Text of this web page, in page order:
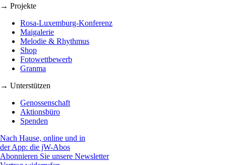
→ Projekte
Rosa-Luxemburg-Konferenz
Maigalerie
Melodie & Rhythmus
Shop
Fotowettbewerb
Granma
→ Unterstützen
Genossenschaft
Aktionsbüro
Spenden
Nach Hause, online und in
der App: die jW-Abos
Abonnieren Sie unsere Newsletter